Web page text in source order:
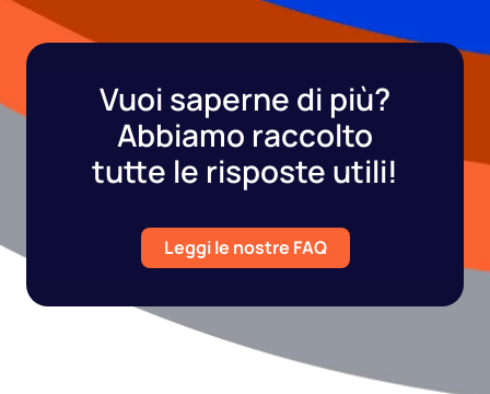
Vuoi saperne di più?
Abbiamo raccolto
tutte le risposte utili!
Leggi le nostre FAQ